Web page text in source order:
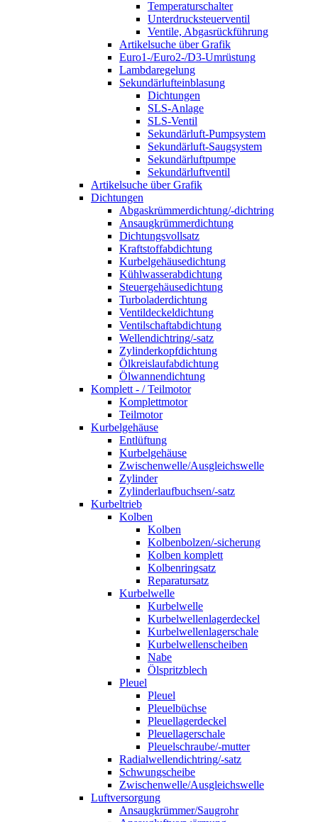
Temperaturschalter
Unterdrucksteuerventil
Ventile, Abgasrückführung
Artikelsuche über Grafik
Euro1-/Euro2-/D3-Umrüstung
Lambdaregelung
Sekundärlufteinblasung
Dichtungen
SLS-Anlage
SLS-Ventil
Sekundärluft-Pumpsystem
Sekundärluft-Saugsystem
Sekundärluftpumpe
Sekundärluftventil
Artikelsuche über Grafik
Dichtungen
Abgaskrümmerdichtung/-dichtring
Ansaugkrümmerdichtung
Dichtungsvollsatz
Kraftstoffabdichtung
Kurbelgehäusedichtung
Kühlwasserabdichtung
Steuergehäusedichtung
Turboladerdichtung
Ventildeckeldichtung
Ventilschaftabdichtung
Wellendichtring/-satz
Zylinderkopfdichtung
Ölkreislaufabdichtung
Ölwannendichtung
Komplett - / Teilmotor
Komplettmotor
Teilmotor
Kurbelgehäuse
Entlüftung
Kurbelgehäuse
Zwischenwelle/Ausgleichswelle
Zylinder
Zylinderlaufbuchsen/-satz
Kurbeltrieb
Kolben
Kolben
Kolbenbolzen/-sicherung
Kolben komplett
Kolbenringsatz
Reparatursatz
Kurbelwelle
Kurbelwelle
Kurbelwellenlagerdeckel
Kurbelwellenlagerschale
Kurbelwellenscheiben
Nabe
Ölspritzblech
Pleuel
Pleuel
Pleuelbüchse
Pleuellagerdeckel
Pleuellagerschale
Pleuelschraube/-mutter
Radialwellendichtring/-satz
Schwungscheibe
Zwischenwelle/Ausgleichswelle
Luftversorgung
Ansaugkrümmer/Saugrohr